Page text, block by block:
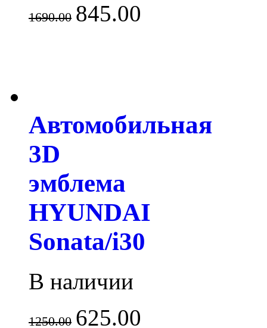
1690.00 845.00
Автомобильная
3D
эмблема
HYUNDAI
Sonata/i30
В наличии
1250.00 625.00